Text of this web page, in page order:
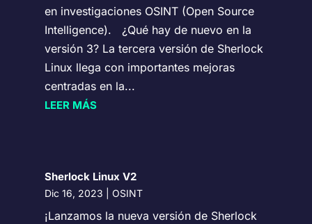
en investigaciones OSINT (Open Source
Intelligence). ¿Qué hay de nuevo en la
versión 3? La tercera versión de Sherlock
Linux llega con importantes mejoras
centradas en la...
LEER MÁS
Sherlock Linux V2
Dic 16, 2023 OSINT
¡Lanzamos la nueva versión de Sherlock